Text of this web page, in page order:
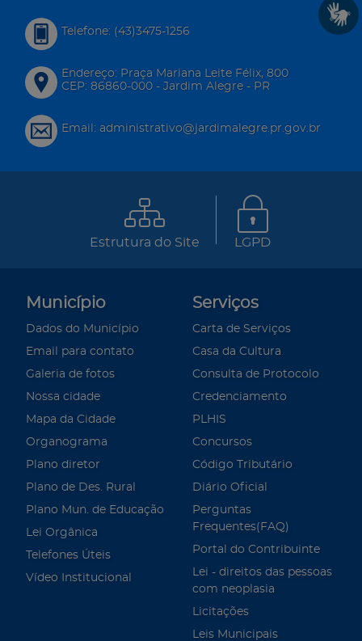
Telefone: (43)3475-1256
Endereço: Praça Mariana Leite Félix, 800
CEP: 86860-000 - Jardim Alegre - PR
Email: administrativo@jardimalegre.pr.gov.br
Estrutura do Site LGPD
Município
Dados do Município
Email para contato
Galeria de fotos
Nossa cidade
Mapa da Cidade
Organograma
Plano diretor
Plano de Des. Rural
Plano Mun. de Educação
Lei Orgânica
Telefones Úteis
Vídeo Institucional
Serviços
Carta de Serviços
Casa da Cultura
Consulta de Protocolo
Credenciamento
PLHIS
Concursos
Código Tributário
Diário Oficial
Perguntas
Frequentes(FAQ)
Portal do Contribuinte
Lei - direitos das pessoas
com neoplasia
Licitações
Leis Municipais